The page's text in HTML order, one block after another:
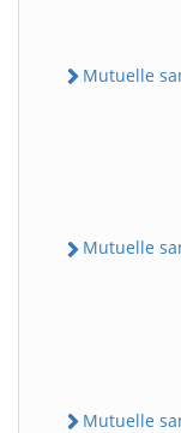
Mutuelle
Mutuelle
Mutuelle